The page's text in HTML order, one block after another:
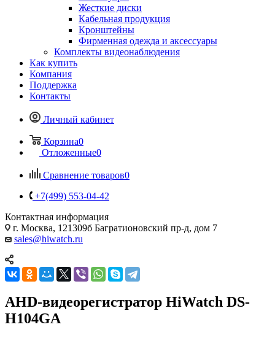
Жесткие диски
Кабельная продукция
Кронштейны
Фирменная одежда и аксессуары
Комплекты видеонаблюдения
Как купить
Компания
Поддержка
Контакты
Личный кабинет
Корзина0
Отложенные0
Сравнение товаров0
+7(499) 553-04-42
Контактная информация
г. Москва, 121309б Багратионовский пр-д, дом 7
sales@hiwatch.ru
AHD-видеорегистратор HiWatch DS-
H104GA